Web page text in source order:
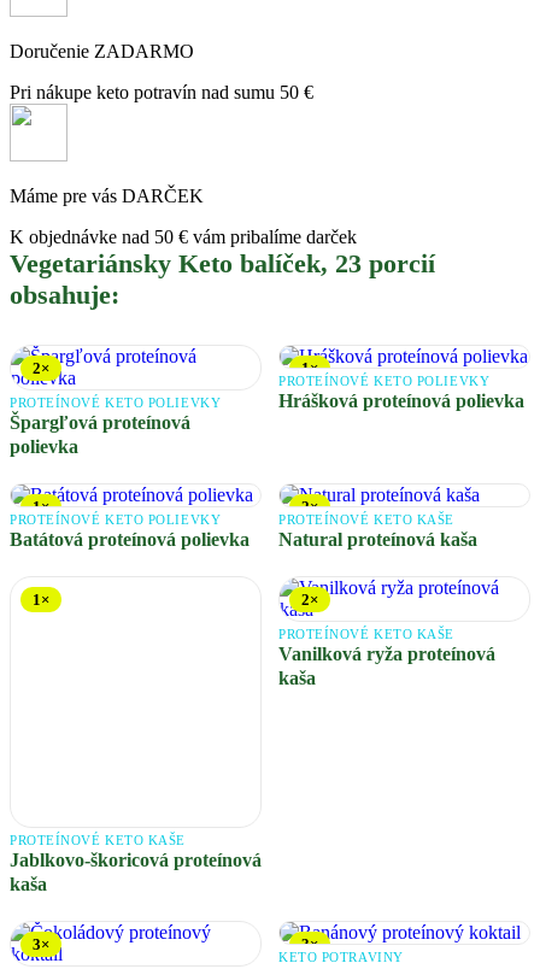
23
Doručenie ZADARMO
Pri nákupe keto potravín nad sumu 50 €
Máme pre vás DARČEK
K objednávke nad 50 € vám pribalíme darček
Vegetariánsky Keto balíček, 23 porcií
obsahuje:
2×
PROTEÍNOVÉ KETO POLIEVKY
Špargľová proteínová
polievka
1×
PROTEÍNOVÉ KETO POLIEVKY
Hrášková proteínová polievka
1×
PROTEÍNOVÉ KETO POLIEVKY
Batátová proteínová polievka
2×
PROTEÍNOVÉ KETO KAŠE
Natural proteínová kaša
1×
PROTEÍNOVÉ KETO KAŠE
Jablkovo-škoricová proteínová
kaša
2×
PROTEÍNOVÉ KETO KAŠE
Vanilková ryža proteínová
kaša
3× 3×
KETO POTRAVINY